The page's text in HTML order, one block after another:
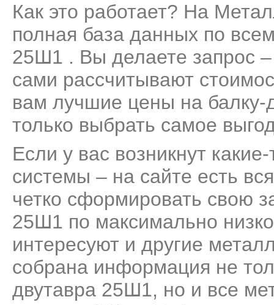
Как это работает? На
полная база данных по
25Ш1 . Вы делаете запрос
сами рассчитывают
вам лучшие цены на
только выбрать самое
Если у вас возникнут
системы – на сайте есть
четко сформировать свою
25Ш1 по максимально
интересуют и другие
собрана информация не
двутавра 25Ш1, но и все